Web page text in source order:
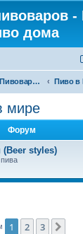
-
дома
Домашнее Пивоварение - Минск Беларусь
мире
Форум
styles)
1 2 3